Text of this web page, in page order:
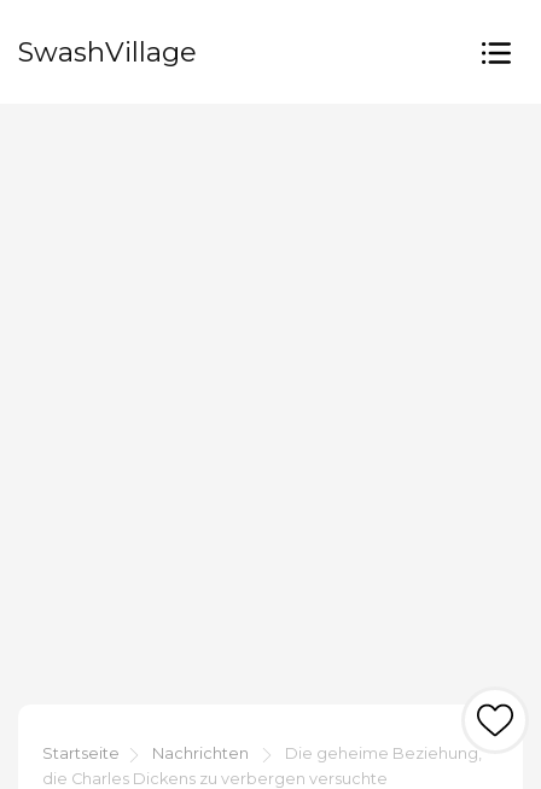
SwashVillage
Startseite Nachrichten
Die geheime Beziehung,
die Charles Dickens zu verbergen versuchte